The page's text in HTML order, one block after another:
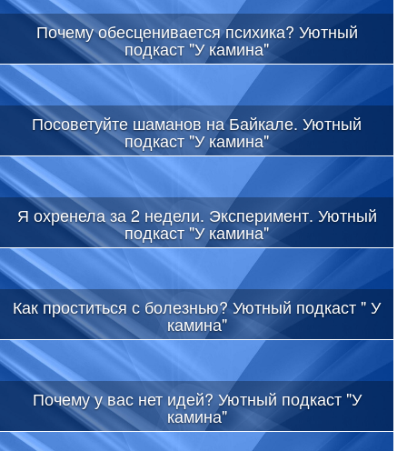
Почему обесценивается психика? Уютный
подкаст "У камина"
Посоветуйте шаманов на Байкале. Уютный
подкаст "У камина"
Я охренела за 2 недели. Эксперимент. Уютный
подкаст "У камина"
Как проститься с болезнью? Уютный подкаст " У
камина"
Почему у вас нет идей? Уютный подкаст "У
камина"